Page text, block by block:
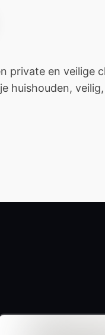
private en veilige
huishouden,